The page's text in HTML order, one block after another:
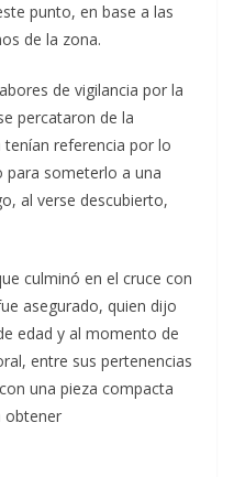
punto, en base a las
de la zona.
de vigilancia por la
percataron de la
referencia por lo
para someterlo a una
al verse descubierto,
culminó en el cruce con
asegurado, quien dijo
edad y al momento de
entre sus pertenencias
una pieza compacta
obtener